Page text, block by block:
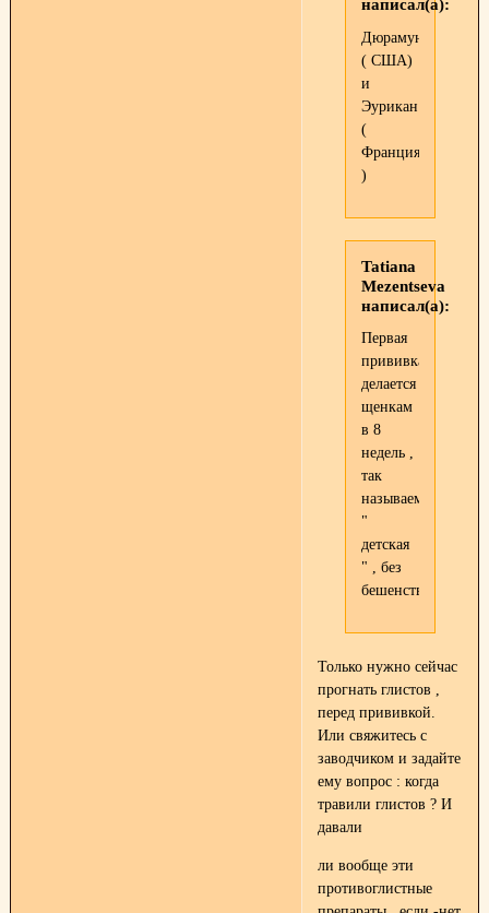
написал(а):
Дюрамун
( США)
и
Эурикан
(
Франция
)
Tatiana
Mezentseva
написал(а):
Первая
прививка
делается
щенкам
в 8
недель ,
так
называемая
"
детская
" , без
бешенства
Только нужно сейчас
прогнать глистов ,
перед прививкой.
Или свяжитесь с
заводчиком и задайте
ему вопрос : когда
травили глистов ? И
давали
ли вообще эти
противоглистные